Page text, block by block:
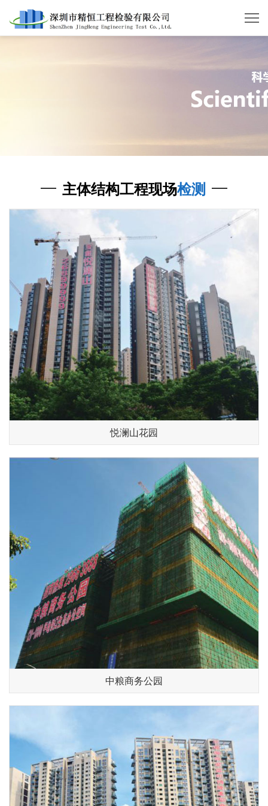
主体结构工程现场检测
悦澜山花园
中粮商务公园